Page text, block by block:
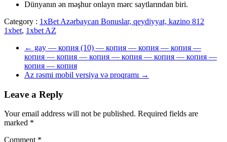
Dünyanın ən məşhur onlayn mərc saytlarından biri.
Category : 1xBet Azərbaycan Bonuslar, qeydiyyat, kazino 812
1xbet, 1xbet AZ
← gay — копия (10) — копия — копия — копия —
копия — копия — копия — копия — копия — копия —
копия — копия
Az rəsmi mobil versiya və proqramı →
Leave a Reply
Your email address will not be published. Required fields are
marked *
Comment *